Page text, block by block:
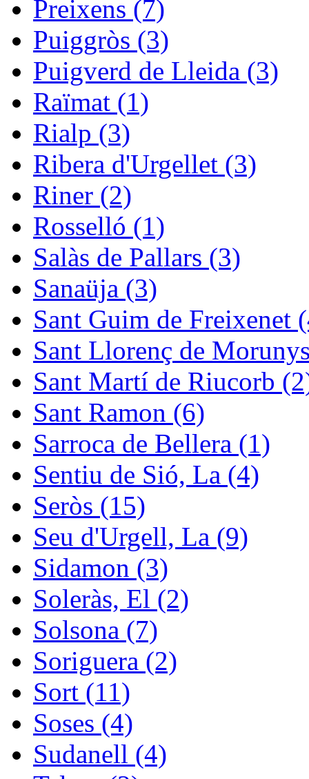
Preixens (7)
Puiggròs (3)
Puigverd de Lleida (3)
Raïmat (1)
Rialp (3)
Ribera d'Urgellet (3)
Riner (2)
Rosselló (1)
Salàs de Pallars (3)
Sanaüja (3)
Sant Guim de Freixenet
Sant Llorenç de
Sant Martí de Riucorb
Sant Ramon (6)
Sarroca de Bellera (1)
Sentiu de Sió, La (4)
Seròs (15)
Seu d'Urgell, La (9)
Sidamon (3)
Soleràs, El (2)
Solsona (7)
Soriguera (2)
Sort (11)
Soses (4)
Sudanell (4)